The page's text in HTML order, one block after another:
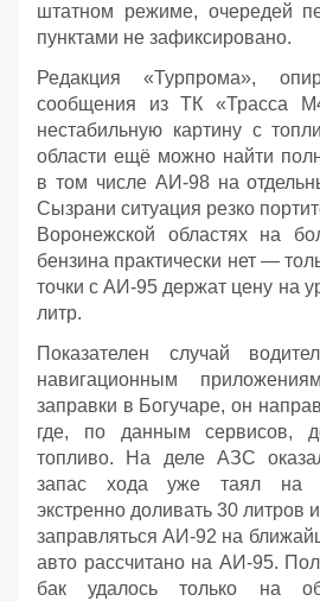
штатном режиме, очередей
пунктами не зафиксировано.
Редакция «Турпрома»,
сообщения из ТК «Трасса
нестабильную картину с
области ещё можно найти
в том числе АИ‑98 на
Сызрани ситуация резко
Воронежской областях на
бензина практически нет —
точки с АИ‑95 держат цену на
литр.
Показателен случай
навигационным
заправки в Богучаре, он
где, по данным сервисов,
топливо. На деле АЗС
запас хода уже таял на
экстренно доливать 30 литров
заправляться АИ‑92 на
авто рассчитано на АИ‑95.
бак удалось только на